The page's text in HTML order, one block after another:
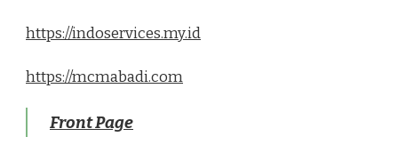
https://indoservices.my.id
https://mcmabadi.com
Front Page